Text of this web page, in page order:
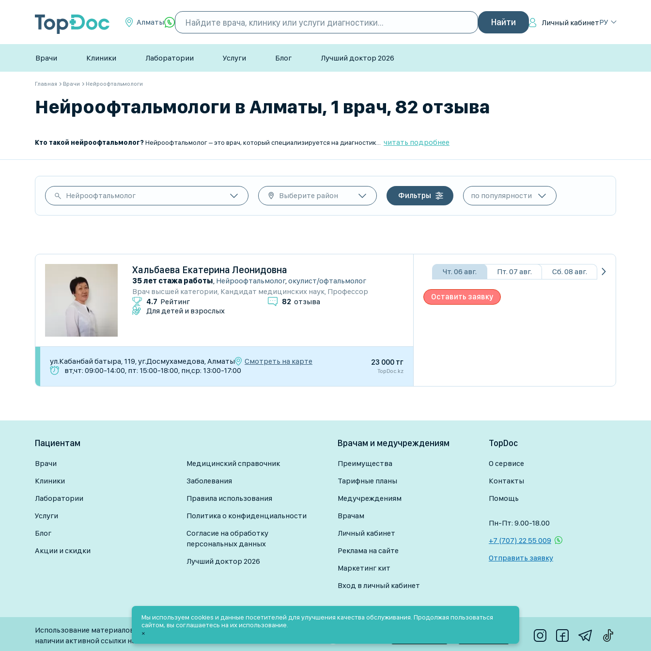
Алматы Личный кабинетРУ
Врачи Клиники Лаборатории Услуги Блог Лучший доктор 2026
Главная Врачи Нейроофтальмологи
Нейроофтальмологи в Алматы, 1 врач, 82 отзыва
Кто такой нейроофтальмолог?Нейроофтальмолог – это врач, который специализируется на диагностике и лечении заболеваний, возникающих на стыке неврологии и офтальмологии. Он занимается изучением нарушений зрения, вызванных патологиями нервной системы, и помогает выявлять серьезные неврологические заболевания на ранних стадиях. читать подробнее
Нейроофтальмолог Выберите район Фильтры
Хальбаева Екатерина Леонидовна
35 лет стажа работы, Нейроофтальмолог,окулист/офтальмолог
Врач высшей категории, Кандидат медицинских наук, Профессор
4.7 Рейтинг 82 отзыва
Для детей и взрослых
​ул.Кабанбай батыра, 119, уг.Досмухамедова, Алматы
Смотреть на карте
вт,чт: 09:00-14:00, пт: 15:00-18:00, пн,ср: 13:00-17:00
23 000 тг
TopDoc.kz
Чт. 06 авг. Пт. 07 авг. Сб. 08 авг.
Оставить заявку
Пациентам
Врачи
Клиники
Лаборатории
Услуги
Блог
Акции и скидки
Медицинский справочник
Заболевания
Правила использования
Политика о конфиденциальности
Согласие на обработку
персональных данных
Лучший доктор 2026
Врачам и медучреждениям
Преимущества
Тарифные планы
Медучреждениям
Врачам
Личный кабинет
Реклама на сайте
Маркетинг кит
Вход в личный кабинет
TopDoc
О сервисе
Контакты
Помощь
Пн-Пт: 9.00-18.00
+7 (707) 22 55 009
Отправить заявку
Использование материалов разрешено только при
наличии активной ссылки на источник
Мы используем cookies и данные посетителей для улучшения качества обслуживания. Продолжая пользоваться
сайтом, вы соглашаетесь на их использование.
×